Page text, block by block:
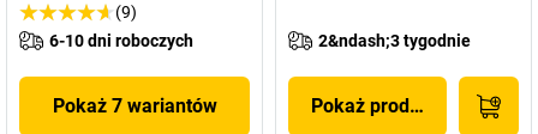
(9)
6-10 dni roboczych
Pokaż 7 wariantów
2&ndash;3 tygodnie
Pokaż produkt